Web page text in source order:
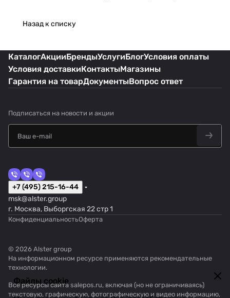
Назад к списку
Файлы cookie
КаталогАкцииБрендыУслугиБлогУсловия оплаты
Условия доставкиКонтактыМагазины
Гарантия на товарДокументыВопрос ответ
Подписаться на новости и акции
+7 (495) 215-16-44
msk@alster.group
г. Москва, Выборгская 22 стр 1
КонфиденциальностьОферта
© 2026 Alster group
На информационном ресурсе применяются рекомендательные
технологии.
Все ресурсы сайта salepos.ru, включая (но не ограничиваясь)
текстовую, графическую, фотографическую и видео информацию,